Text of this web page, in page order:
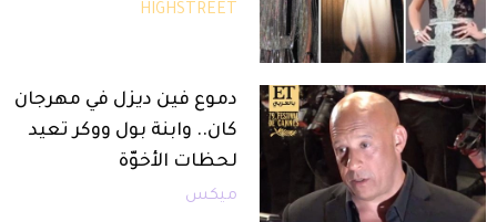
HIGHSTREET
دموع فين ديزل في مهرجان
كان.. وابنة بول ووكر تعيد
لحظات الأخوّة
ميكس